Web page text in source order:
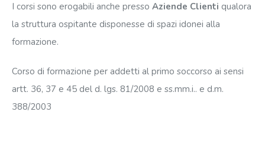
I corsi sono erogabili anche presso Aziende Clienti qualora
la struttura ospitante disponesse di spazi idonei alla
formazione.
Corso di formazione per addetti al primo soccorso ai sensi
artt. 36, 37 e 45 del d. lgs. 81/2008 e ss.mm.i.. e d.m.
388/2003